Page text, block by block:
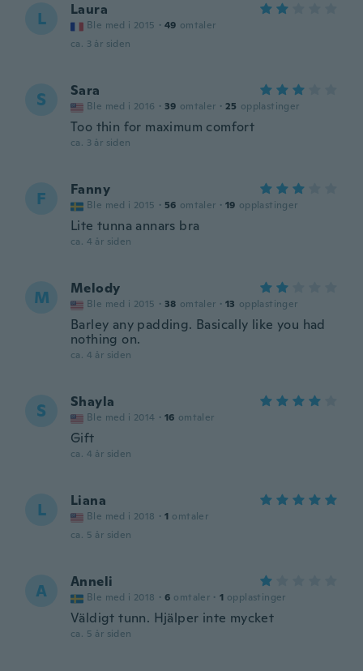
L Laura
Ble med i 2015 · 49 omtaler
ca. 3 år siden
S Sara
Ble med i 2016 · 39 omtaler · 25 opplastinger
Too thin for maximum comfort
ca. 3 år siden
F Fanny
Ble med i 2015 · 56 omtaler · 19 opplastinger
Lite tunna annars bra
ca. 4 år siden
M Melody
Ble med i 2015 · 38 omtaler · 13 opplastinger
Barley any padding. Basically like you had
nothing on.
ca. 4 år siden
S Shayla
Ble med i 2014 · 16 omtaler
Gift
ca. 4 år siden
L Liana
Ble med i 2018 · 1 omtaler
ca. 5 år siden
A Anneli
Ble med i 2018 · 6 omtaler · 1 opplastinger
Väldigt tunn. Hjälper inte mycket
ca. 5 år siden